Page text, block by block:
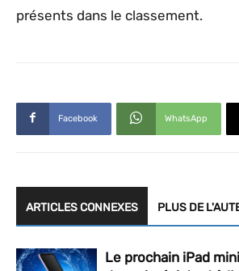
présents dans le classement.
Facebook WhatsApp
ARTICLES CONNEXES PLUS DE
Le prochain iPad